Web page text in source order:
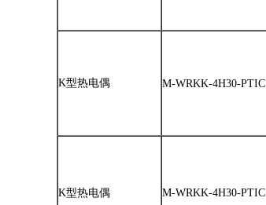
K型热电偶 M-WRKK-4H30-PTIC
K型热电偶 M-WRKK-4H30-PTIC